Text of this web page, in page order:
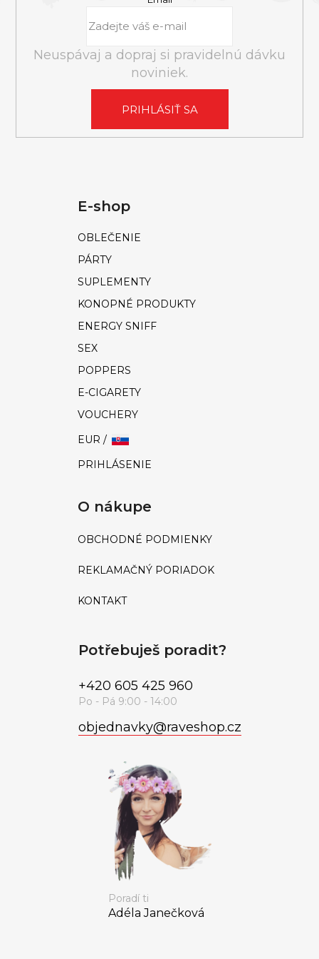
v
ý
p
i
s
u
Neuspávaj a dopraj si pravidelnú dávku
noviniek.
PRIHLÁSIŤ SA
E-shop
OBLEČENIE
PÁRTY
SUPLEMENTY
KONOPNÉ PRODUKTY
ENERGY SNIFF
SEX
POPPERS
E-CIGARETY
VOUCHERY
EUR /
PRIHLÁSENIE
O nákupe
OBCHODNÉ PODMIENKY
REKLAMAČNÝ PORIADOK
KONTAKT
Potřebuješ poradit?
objednavky@raveshop.cz
+420 605 425 960
Poradí ti
Adéla Janečková